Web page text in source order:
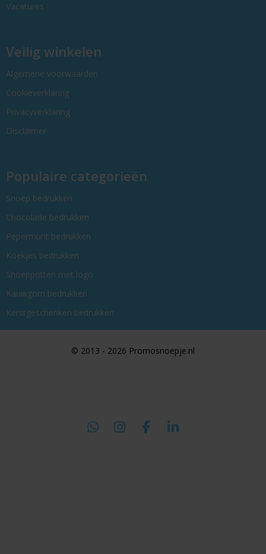
Vacatures
Veilig winkelen
Algemene voorwaarden
Cookieverklaring
Privacyverklaring
Disclaimer
Populaire categorieën
Snoep bedrukken
Chocolade bedrukken
Pepermunt bedrukken
Koekjes bedrukken
Snoeppotten met logo
Kauwgom bedrukken
Kerstgeschenken bedrukken
© 2013 - 2026 Promosnoepje.nl